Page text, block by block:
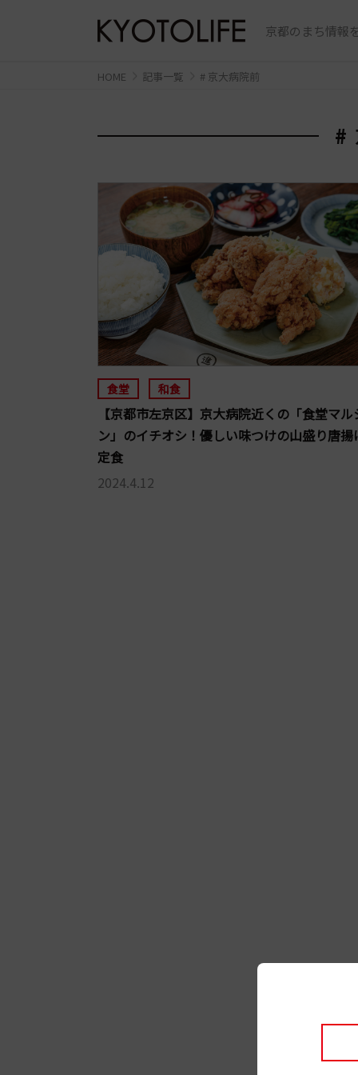
京都のまち情報
HOME 記事一覧 # 京大病院前
#
食堂 和食
【京都市左京区】京大病院近くの「食堂マル
ン」のイチオシ！優しい味つけの山盛り唐揚
定食
2024.4.12